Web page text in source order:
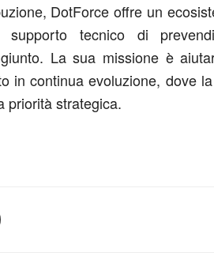
DotForce offre un
tecnico di
La sua missione è
in continua evoluzione, dove
priorità strategica.